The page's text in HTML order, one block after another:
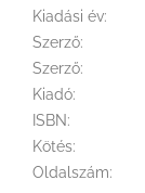
Kiadási év:
Szerző:
Szerző:
Kiadó:
ISBN:
Kötés:
Oldalszám: